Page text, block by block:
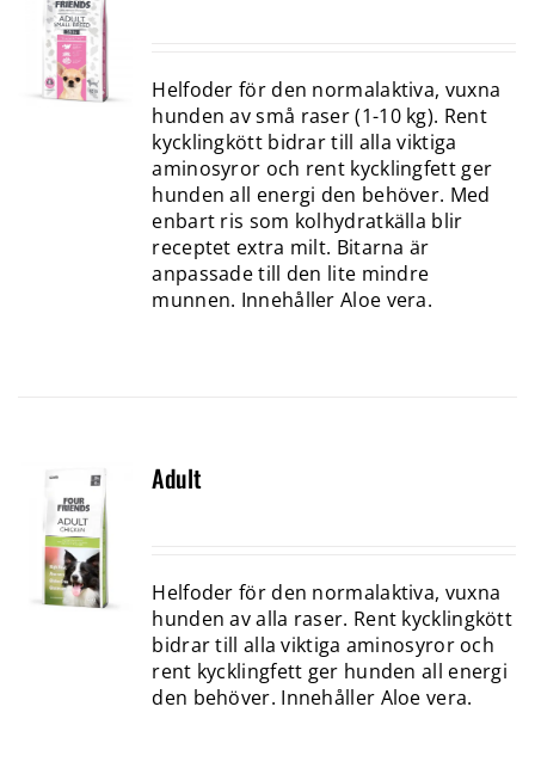
Helfoder för den normalaktiva, vuxna
hunden av små raser (1-10 kg). Rent
kycklingkött bidrar till alla viktiga
aminosyror och rent kycklingfett ger
hunden all energi den behöver. Med
enbart ris som kolhydratkälla blir
receptet extra milt. Bitarna är
anpassade till den lite mindre
munnen. Innehåller Aloe vera.
Adult
Helfoder för den normalaktiva, vuxna
hunden av alla raser. Rent kycklingkött
bidrar till alla viktiga aminosyror och
rent kycklingfett ger hunden all energi
den behöver. Innehåller Aloe vera.